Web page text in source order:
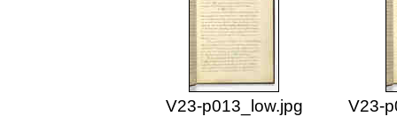
V23-p013_low.jpg V23-